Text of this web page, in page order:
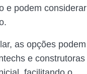
e podem considerar
as opções podem
e construtoras